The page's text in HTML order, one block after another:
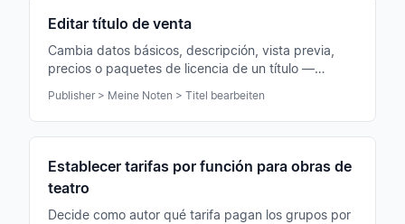
Editar título de venta
Cambia datos básicos, descripción, vista previa,
precios o paquetes de licencia de un título —
publicación.
Publisher > Meine Noten > Titel bearbeiten
Establecer tarifas por función para obras de
teatro
Decide como autor qué tarifa pagan los grupos por